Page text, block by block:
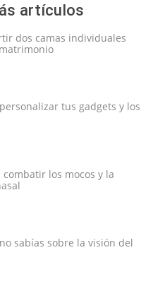
artículos
dos camas individuales
tus gadgets y los
combatir los mocos y la
sabías sobre la visión del